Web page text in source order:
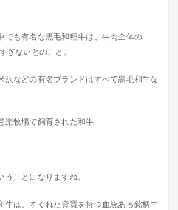
でも有名な黒毛和種牛は、牛肉全体の
ぎないとのこと。
沢などの有名ブランドはすべて黒毛和牛な
楽牧場で飼育された和牛
ことになりますね。
牛は、すぐれた資質を持つ血統ある銘柄牛